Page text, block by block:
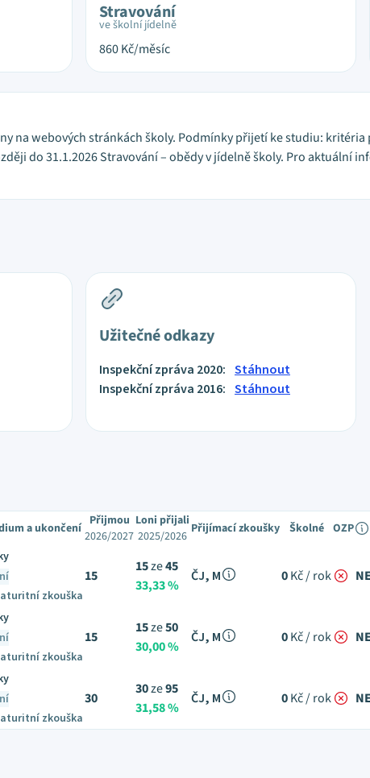
Stravování
ve školní jídelně
860Kč/měsíc
na webových stránkách školy. Podmínky přijetí ke studiu:
do 31.1.2026 Stravování – obědy v jídelně školy. Pro aktuální
Užitečné odkazy
Inspekční zpráva 2020: Stáhnout
Inspekční zpráva 2016: Stáhnout
a ukončení Přijmou
2026/2027
Loni přijali
2025/2026 Přijímací zkoušky Školné OZP
zkouška
15
15ze45
33,33 %
ČJ, M 0Kč / rok NE
zkouška
15
15ze50
30,00 %
ČJ, M 0Kč / rok NE
zkouška
30
30ze95
31,58 %
ČJ, M 0Kč / rok NE